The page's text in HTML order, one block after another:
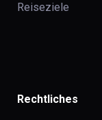
Reiseziele
Rechtliches